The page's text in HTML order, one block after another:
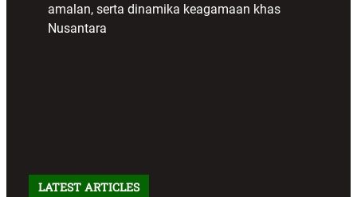
amalan, serta dinamika keagamaan khas
Nusantara
LATEST ARTICLES